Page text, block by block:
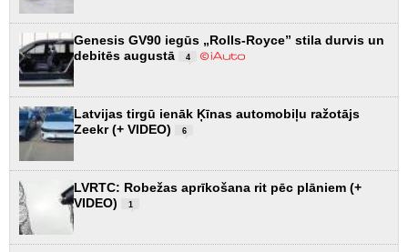
Genesis GV90 iegūs „Rolls-Royce” stila durvis un
debitēs augustā
4
Latvijas tirgū ienāk Ķīnas automobiļu ražotājs
Zeekr (+ VIDEO)
6
LVRTC: Robežas aprīkošana rit pēc plāniem (+
VIDEO)
1